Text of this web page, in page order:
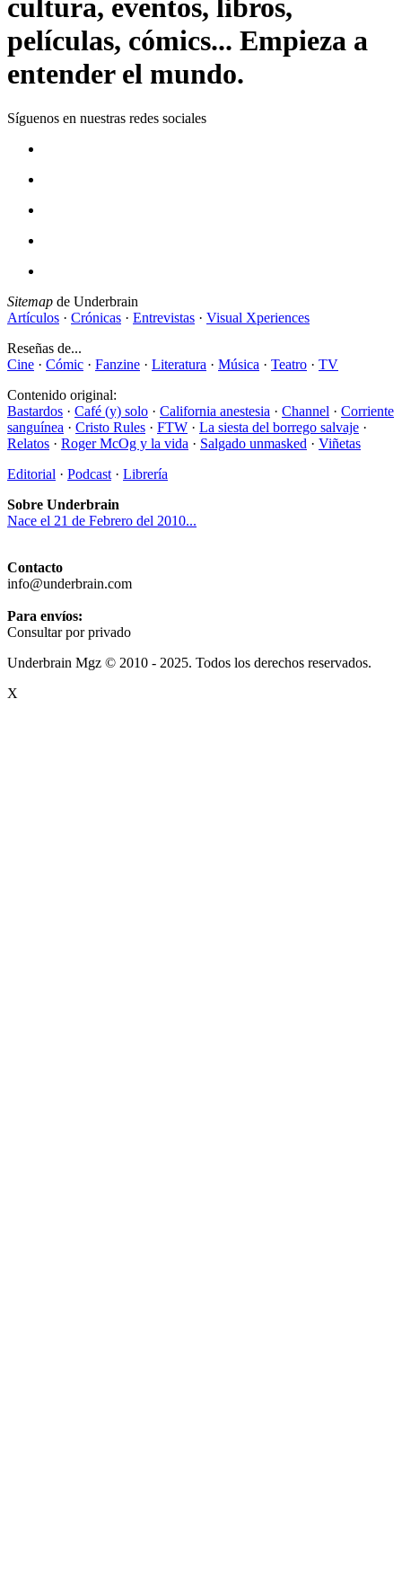
cultura, eventos, libros,
películas, cómics... Empieza a
entender el mundo.
Síguenos en nuestras redes sociales
Sitemap de Underbrain
Artículos · Crónicas · Entrevistas · Visual Xperiences
Reseñas de...
Cine · Cómic · Fanzine · Literatura · Música · Teatro · TV
Contenido original:
Bastardos · Café (y) solo · California anestesia · Channel · Corriente
sanguínea · Cristo Rules · FTW · La siesta del borrego salvaje ·
Relatos · Roger McOg y la vida · Salgado unmasked · Viñetas
Editorial · Podcast · Librería
Sobre Underbrain
Nace el 21 de Febrero del 2010...
Contacto
info@underbrain.com
Para envíos:
Consultar por privado
Underbrain Mgz © 2010 - 2025. Todos los derechos reservados.
X